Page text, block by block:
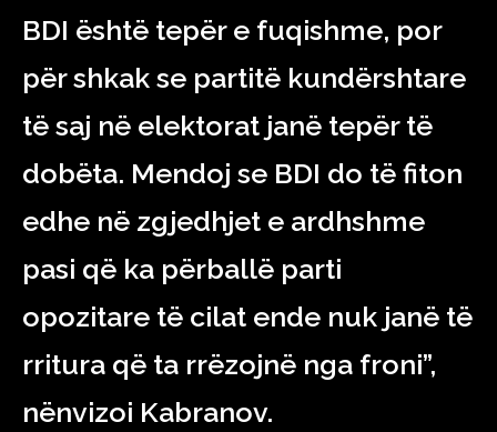
BDI është tepër e fuqishme, por
për shkak se partitë kundërshtare
të saj në elektorat janë tepër të
dobëta. Mendoj se BDI do të fiton
edhe në zgjedhjet e ardhshme
pasi që ka përballë parti
opozitare të cilat ende nuk janë të
rritura që ta rrëzojnë nga froni”,
nënvizoi Kabranov.